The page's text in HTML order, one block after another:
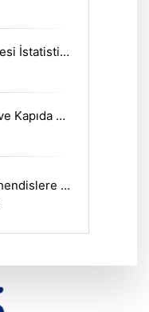
2025 Yılı Schengen Vizesi İstatistiklerine Genel Bakış
Ege Adalarına Seyahat ve Kapıda Vize Uygulama İstatistikleri
Mimar ve mühendislere yeşil pasaport verilmesi hakkında